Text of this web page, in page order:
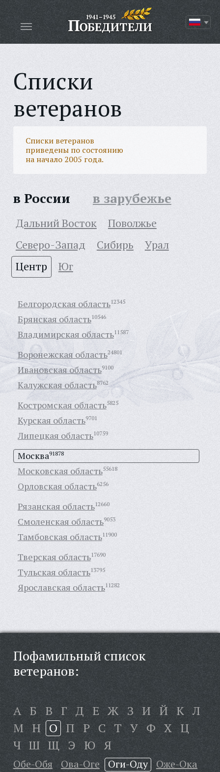
Списки
ветеранов
Списки ветеранов
приведены по состоянию
на начало 2005 года.
в России в зарубежье
Дальний Восток
Поволжье
Северо-Запад
Сибирь
Урал
Центр
Юг
Белгородская область12345
Брянская область10546
Владимирская область11587
Воронежская область24801
Ивановская область9100
Калужская область8762
Костромская область5825
Курская область9701
Липецкая область10759
Москва91878
Московская область55618
Орловская область6256
Рязанская область12660
Смоленская область9053
Тамбовская область11900
Тверская область17690
Тульская область13795
Ярославская область11282
Пофамильный список
ветеранов:
А Б В Г Д Е Ж З И Й К Л
М Н О П Р С Т У Ф Х Ц
Ч Ш Щ Э Ю Я
Обе-Обя Ова-Оге Оги-Оду
Оже-Ока